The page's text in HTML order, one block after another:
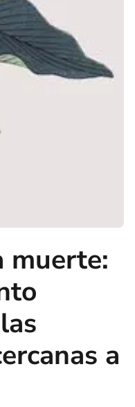
muerte:
a